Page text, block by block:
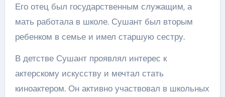
Его отец был государственным служащим, а
мать работала в школе. Сушант был вторым
ребенком в семье и имел старшую сестру.
В детстве Сушант проявлял интерес к
актерскому искусству и мечтал стать
киноактером. Он активно участвовал в школьных